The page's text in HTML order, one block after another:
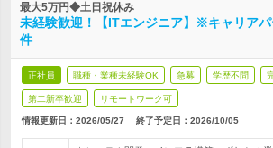
最大5万円◆土日祝休み
未経験歓迎！【ITエンジニア】※キャリア
件
正社員 職種・業種未経験OK 急募 学歴不問
第二新卒歓迎 リモートワーク可
情報更新日：2026/05/27 終了予定日： 2026/10/05